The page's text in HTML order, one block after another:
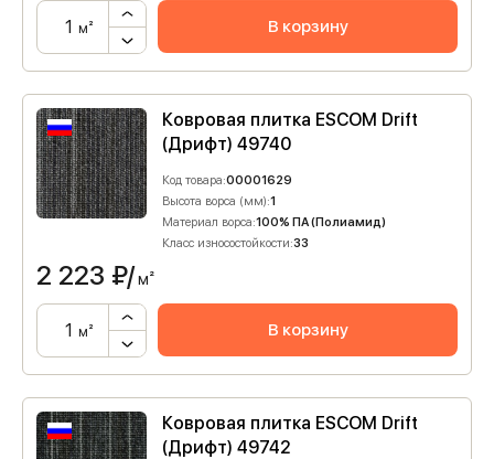
м² В корзину
Ковровая плитка ESCOM Drift
(Дрифт) 49740
Код товара:00001629
Высота ворса (мм):1
Материал ворса:100% ПА (Полиамид)
Класс износостойкости:33
2 223 ₽/м²
м² В корзину
Ковровая плитка ESCOM Drift
(Дрифт) 49742